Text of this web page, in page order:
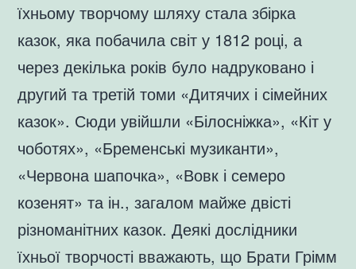
їхньому творчому шляху стала збірка
казок, яка побачила світ у 1812 році, а
через декілька років було надруковано і
другий та третій томи «Дитячих і сімейних
казок». Сюди увійшли «Білосніжка», «Кіт у
чоботях», «Бременські музиканти»,
«Червона шапочка», «Вовк і семеро
козенят» та ін., загалом майже двісті
різноманітних казок. Деякі дослідники
їхньої творчості вважають, що Брати Грімм